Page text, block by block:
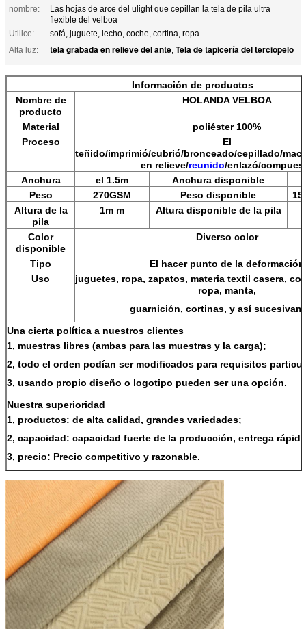
nombre:
Las hojas de arce del ulight que cepillan la tela de pila ultra
flexible del velboa
Utilice:
sofá, juguete, lecho, coche, cortina, ropa
Alta luz:
tela grabada en relieve del ante, Tela de tapicería del terciopelo
Información de productos
Nombre de
producto
HOLANDA VELBOA
Material
poliéster 100%
Proceso
El
teñido/imprimió/cubrió/bronceado/cepillado/
en relieve/reunido/enlazó/
Anchura
el 1.5m Anchura disponible
Peso
270GSM Peso disponible
Altura de la
pila
1m m Altura disponible de la pila
Color
disponible
Diverso color
Tipo
El hacer punto de la deformación
Uso
juguetes, ropa, zapatos, materia textil casera,
ropa, manta,
guarnición, cortinas, y así
Una cierta política a nuestros clientes
1, muestras libres (ambas para las muestras y la carga);
2, todo el orden podían ser modificados para requisitos
3, usando propio diseño o logotipo pueden ser una opción.
Nuestra superioridad
1, productos: de alta calidad, grandes variedades;
2, capacidad: capacidad fuerte de la producción, entrega
3, precio: Precio competitivo y razonable.